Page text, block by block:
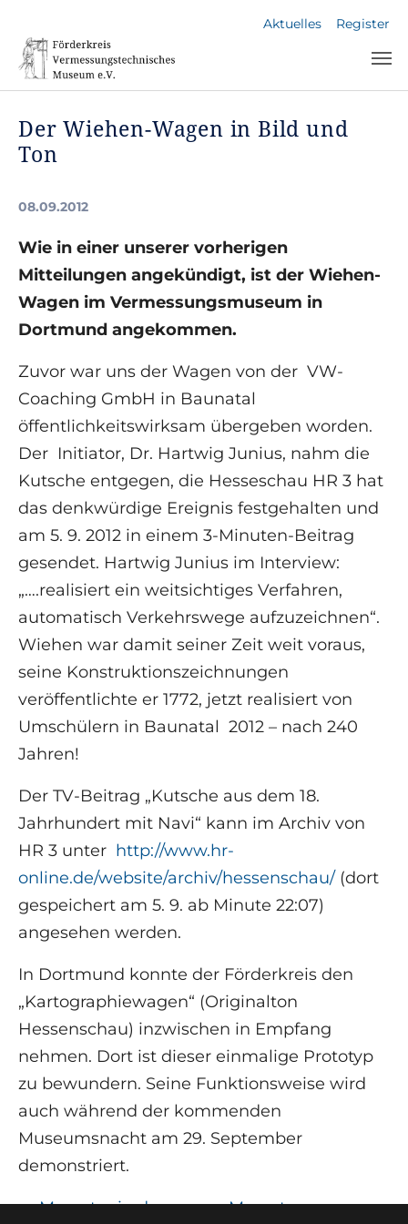
Aktuelles Register
Der Wiehen-Wagen in Bild und
Ton
08.09.2012
Wie in einer unserer vorherigen
Mitteilungen angekündigt, ist der Wiehen-
Wagen im Vermessungsmuseum in
Dortmund angekommen.
Zuvor war uns der Wagen von der VW-
Coaching GmbH in Baunatal
öffentlichkeitswirksam übergeben worden.
Der Initiator, Dr. Hartwig Junius, nahm die
Kutsche entgegen, die Hesseschau HR 3 hat
das denkwürdige Ereignis festgehalten und
am 5. 9. 2012 in einem 3-Minuten-Beitrag
gesendet. Hartwig Junius im Interview:
„….realisiert ein weitsichtiges Verfahren,
automatisch Verkehrswege aufzuzeichnen“.
Wiehen war damit seiner Zeit weit voraus,
seine Konstruktionszeichnungen
veröffentlichte er 1772, jetzt realisiert von
Umschülern in Baunatal 2012 – nach 240
Jahren!
Der TV-Beitrag „Kutsche aus dem 18.
Jahrhundert mit Navi“ kann im Archiv von
HR 3 unter http://www.hr-
online.de/website/archiv/hessenschau/ (dort
gespeichert am 5. 9. ab Minute 22:07)
angesehen werden.
In Dortmund konnte der Förderkreis den
„Kartographiewagen“ (Originalton
Hessenschau) inzwischen in Empfang
nehmen. Dort ist dieser einmalige Prototyp
zu bewundern. Seine Funktionsweise wird
auch während der kommenden
Museumsnacht am 29. September
demonstriert.
←Mercator in den Mercator-